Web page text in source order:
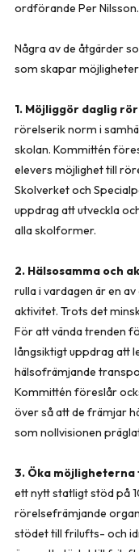
ordförande Per Nilsson.
Några av de åtgärder
som skapar
1. Möjliggör daglig
rörelserik norm i
skolan. Kommittén
elevers möjlighet till
Skolverket och
uppdrag att utveckla
alla skolformer.
2. Hälsosamma och
rulla i vardagen är en
aktivitet. Trots det
För att vända trenden
långsiktigt uppdrag att
hälsofrämjande
Kommittén föreslår
över så att de främjar
som nollvisionen
3. Öka
ett nytt statligt stöd på
rörelsefrämjande
stödet till frilufts- och